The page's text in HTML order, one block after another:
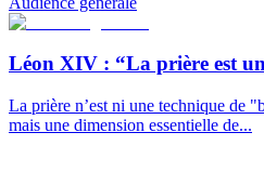
Léon XIV : “La prière est un
La prière n’est ni une technique de
mais une dimension essentielle de...